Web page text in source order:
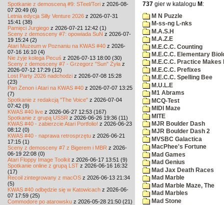
Spotkanie z demosceną #9: STeel/Tori z 2026-08-
07 20:49 (6)
Letnia edycja Silly Venture 2026 z 2026-07-31
15:41 (38)
Pamięci Jurgiego z 2026-07-21 12:42 (1)
Sceny z demosceny #7: opowiada SuN z 2026-07-
19 15:24 (2)
Atari Muzeum w Poznaniu na KWAS #40 z 2026-
07-16 16:10 (4)
Nie żyje kolega Pecuś z 2026-07-13 18:00 (30)
Sceny z demosceny #7 - Grzegorz "Sun" Żyła z
2026-07-12 17:29 (12)
Lost Party 2026 nadchodzi z 2026-07-08 15:28
(23)
Pan Zenon i Atari na KWAS #40 z 2026-07-07 13:25
(7)
Spotkanie z redakcją "The Voice" z 2026-07-04
07:42 (9)
KWAS #40 live z 2026-06-27 12:53 (167)
Spotkanie z grupą USSR z 2026-06-26 19:36 (11)
KWAS #40 - zabierzcie Atari Portfolio! z 2026-06-23
08:12 (0)
KWAS #40 - naprawa retrosprzętu z 2026-06-21
17:15 (1)
Sceny z demosceny #7 z Bigerem i MBR z 2026-
06-19 22:08 (0)
Atari Floppy Image Toolkit z 2026-06-17 13:51 (9)
Spotkanie online z grupą LST z 2026-06-16 16:32
(17)
Recoil zintegrowany z macOS z 2026-06-13 21:34
(5)
KWAS #40 odbędzie się w Katowicach z 2026-06-
07 17:59 (25)
Commodore po atarowsku z 2026-05-28 21:50 (21)
737 gier w katalogu M :
M N Puzzle
M-ss-ng L-nks
M.A.S.H
M.A.Z.E
M.E.C.C. Counting
M.E.C.C. Elementary
M.E.C.C. Practice Makes
M.E.C.C. Prefixes
M.E.C.C. Spelling Bee
M.U.L.E
M1 Abrams
MCQ-Test
MIDI Maze
MITE
MJR Boulder Dash
MJR Boulder Dash 2
MVSBC Galactica
MacPhee's Fortune
Mad Games
Mad Genius
Mad Jax Death Races
Mad Marble
Mad Marble Maze, The
Mad Marbles
Mad Stone